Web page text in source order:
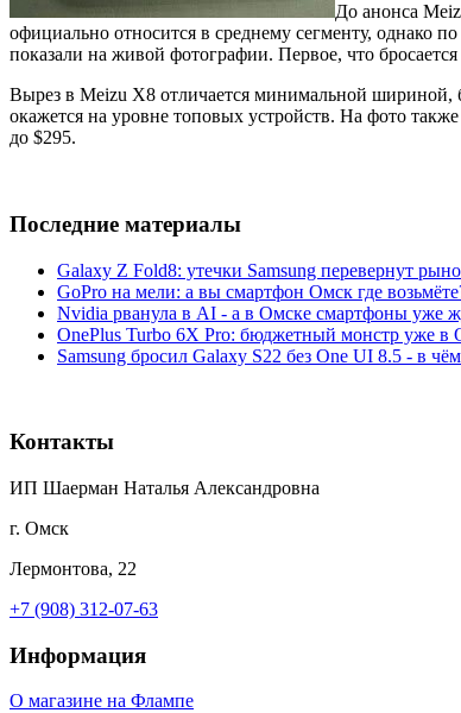
До анонса
официально относится в среднему сегменту, однако
показали на живой фотографии. Первое, что
Вырез в Meizu X8 отличается минимальной шириной,
окажется на уровне топовых устройств. На фото
до $295.
Последние материалы
Galaxy Z Fold8: утечки Samsung перевернут
GoPro на мели: а вы смартфон Омск где
Nvidia рванула в AI - а в Омске смартфоны уже
OnePlus Turbo 6X Pro: бюджетный монстр уже в
Samsung бросил Galaxy S22 без One UI 8.5 - в
Контакты
ИП Шаерман Наталья Александровна
г. Омск
Лермонтова, 22
+7 (908) 312-07-63
Информация
О магазине на Флампе